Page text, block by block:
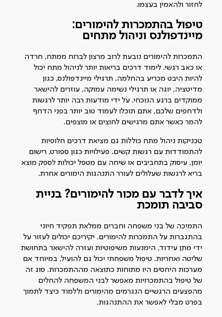
לחזור ולהאמין בעצמו.
טיפול בהתמכרות להימורים:
מיינדפולנס וניהול מתחים
התמכרות להימורים נובעת לרוב מרצון לברוח ממתח, חרדה
או כאב רגשי. לימוד דרכים בריאות יותר לניהול מתח יכול
להיות היבט מכריע בהחלמה. תרגילי מיינדפולנס, כגון
מדיטציה, יוגה או תרגילי נשימה עמוקה, עוזרים להישאר
ממוקדים ברגע הנוכחי. על ידי מודעות רבה יותר לרגשות
ולדחפים שלכם, אתם תוכלו לעמוד טוב יותר בפני הדחף
להמר כאשר אתם מרגישים לחוצים או מוצפים.
טכניקות ניהול מתח כוללות גם מציאת דרכים חלופיות
להתמודדות עם רגשות קשים. פעילויות כגון ספורט, רישום
יומן, עיסוק בתחביבים או שיחה עם מטפל יכולות לספק מוצא
בריא לרגשות שעלולים לעורר התנהגות הימורים אחרת.
איך לדבר עם מכור להימורים? בניית
סביבה תומכת
התמיכה של בני משפחה וחברים ממלאת תפקיד חיוני
בהתגברות על התמכרות להימורים. יקיריכם יכולים לעזור על
ידי מתן עידוד, הימנעות משיפוטיות ועזרה להישאר בתחושת
שליטה ואחריות. טיפול משפחתי יכול גם להועיל, במיוחד אם
מערכות היחסים היו מתוחות כתוצאה מההתמכרות. סוג זה
של טיפול בהתמכרויות מאפשר לבני המשפחה להחלים
מהפצעים הרגשיים הנגרמים מהימורים וללמוד כיצד לתמוך
בפרט מבלי לאפשר את ההתנהגות.